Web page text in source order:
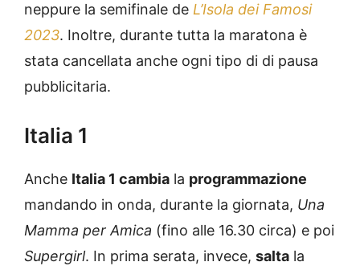
neppure la semifinale de L’Isola dei Famosi
2023. Inoltre, durante tutta la maratona è
stata cancellata anche ogni tipo di di pausa
pubblicitaria.
Italia 1
Anche Italia 1 cambia la programmazione
mandando in onda, durante la giornata, Una
Mamma per Amica (fino alle 16.30 circa) e poi
Supergirl. In prima serata, invece, salta la